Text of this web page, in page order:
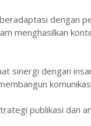
dengan
menghasilkan
sinergi dengan
publikasi dan